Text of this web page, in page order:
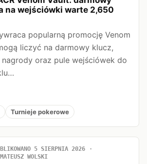
na wejściówki warte 2,650
popularną promocję Venom
liczyć na darmowy klucz,
oraz pule wejściówek do
Turnieje pokerowe
5 SIERPNIA 2026
MATEUSZ WOLSKI